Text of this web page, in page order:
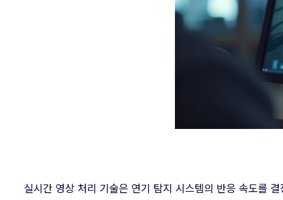
실시간 영상 처리 기술은 연기 탐지 시스템의 반응 속도를